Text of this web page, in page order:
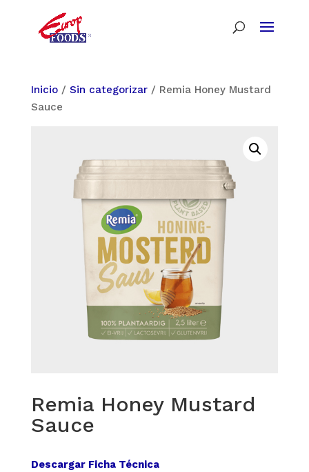
Inicio/ Sin categorizar/ Remia Honey Mustard
Sauce
Remia Honey Mustard
Sauce
Descargar Ficha Técnica